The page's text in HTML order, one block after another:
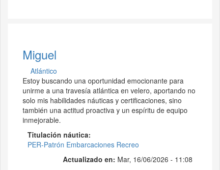
Miguel
Atlántico
Estoy buscando una oportunidad emocionante para
unirme a una travesía atlántica en velero, aportando no
solo mis habilidades náuticas y certificaciones, sino
también una actitud proactiva y un espíritu de equipo
inmejorable.
Titulación náutica
PER-Patrón Embarcaciones Recreo
Actualizado en: Mar, 16/06/2026 - 11:08